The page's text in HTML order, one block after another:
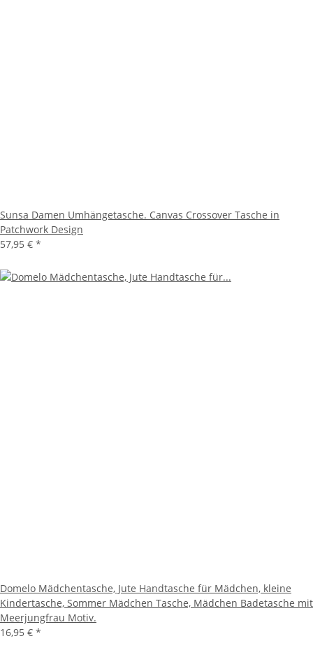
Sunsa Damen Umhängetasche. Canvas Crossover Tasche in
Patchwork Design
57,95 € *
Domelo Mädchentasche, Jute Handtasche für Mädchen, kleine
Kindertasche, Sommer Mädchen Tasche, Mädchen Badetasche mit
Meerjungfrau Motiv.
16,95 € *